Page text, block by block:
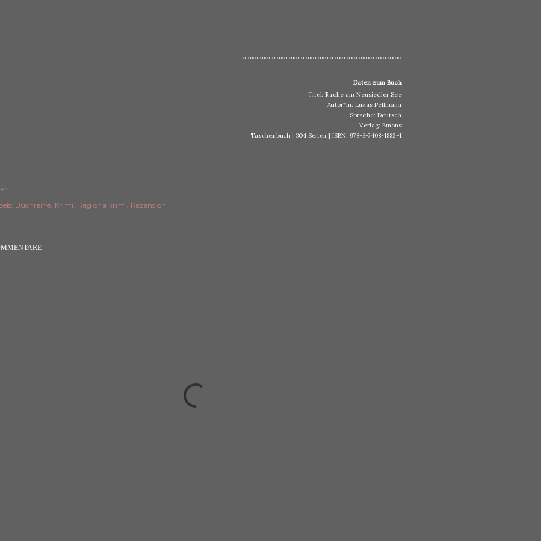
..................................................................
Daten zum Buch
Titel: Rache am Neusiedler See
Autor*in: Lukas Pellmann
Sprache: Deutsch
Verlag: Emons
Taschenbuch | 304 Seiten | ISBN: 978-3-7408-1882-1
Buchreihe Krimi Regionalkrimi Rezension